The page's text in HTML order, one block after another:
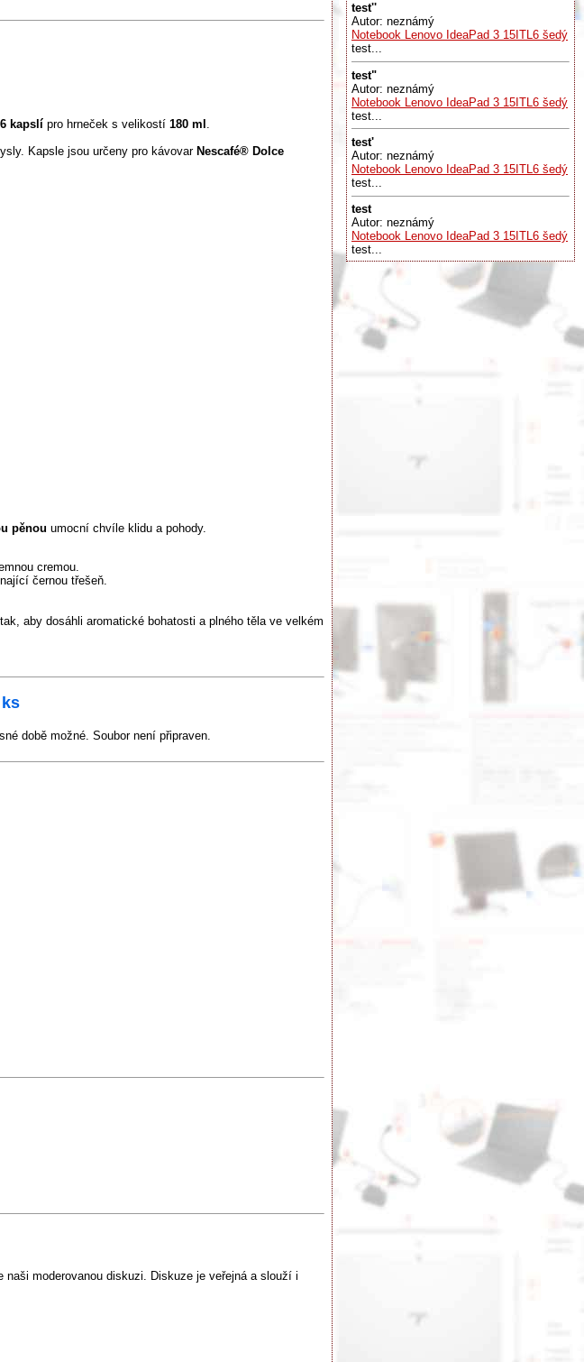
kapslí pro hrneček s velikostí 180 ml
Kapsle jsou určeny pro kávovar Nescafé® Dolce
pěnou umocní chvíle klidu a pohody.
cremou.
černou třešeň.
aby dosáhli aromatické bohatosti a plného těla ve velkém
době možné. Soubor není připraven.
moderovanou diskuzi. Diskuze je veřejná a slouží i
test''
Autor: neznámý
Notebook Lenovo IdeaPad 3 15ITL6 šedý
test...
test"
Autor: neznámý
Notebook Lenovo IdeaPad 3 15ITL6 šedý
test...
test'
Autor: neznámý
Notebook Lenovo IdeaPad 3 15ITL6 šedý
test...
test
Autor: neznámý
Notebook Lenovo IdeaPad 3 15ITL6 šedý
test...